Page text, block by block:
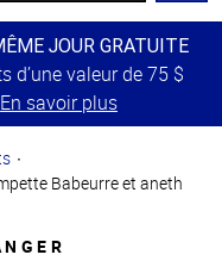
JOUR GRATUITE
d’une valeur de 75 $
En savoir plus
Babeurre et aneth